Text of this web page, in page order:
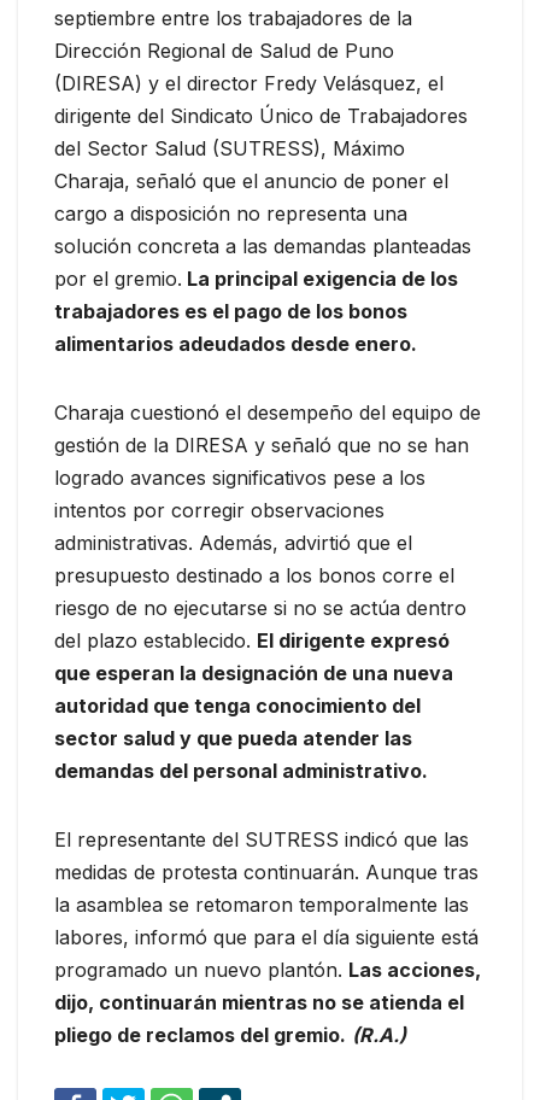
septiembre entre los trabajadores de la
Dirección Regional de Salud de Puno
(DIRESA) y el director Fredy Velásquez, el
dirigente del Sindicato Único de Trabajadores
del Sector Salud (SUTRESS), Máximo
Charaja, señaló que el anuncio de poner el
cargo a disposición no representa una
solución concreta a las demandas planteadas
por el gremio. La principal exigencia de los
trabajadores es el pago de los bonos
alimentarios adeudados desde enero.
Charaja cuestionó el desempeño del equipo de
gestión de la DIRESA y señaló que no se han
logrado avances significativos pese a los
intentos por corregir observaciones
administrativas. Además, advirtió que el
presupuesto destinado a los bonos corre el
riesgo de no ejecutarse si no se actúa dentro
del plazo establecido. El dirigente expresó
que esperan la designación de una nueva
autoridad que tenga conocimiento del
sector salud y que pueda atender las
demandas del personal administrativo.
El representante del SUTRESS indicó que las
medidas de protesta continuarán. Aunque tras
la asamblea se retomaron temporalmente las
labores, informó que para el día siguiente está
programado un nuevo plantón. Las acciones,
dijo, continuarán mientras no se atienda el
pliego de reclamos del gremio. (R.A.)